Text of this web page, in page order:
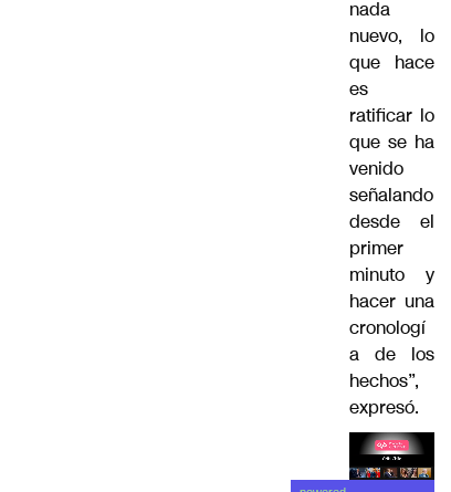
nada
nuevo, lo
que hace
es
ratificar lo
que se ha
venido
señalando
desde el
primer
minuto y
hacer una
cronologí
a de los
hechos”,
expresó.
Lea el